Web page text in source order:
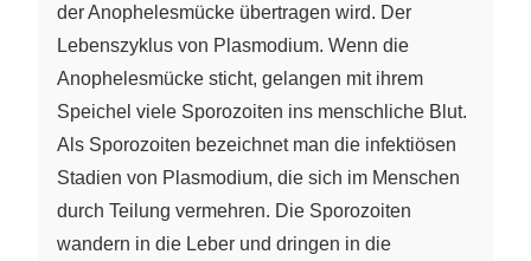
der Anophelesmücke übertragen wird. Der
Lebenszyklus von Plasmodium. Wenn die
Anophelesmücke sticht, gelangen mit ihrem
Speichel viele Sporozoiten ins menschliche Blut.
Als Sporozoiten bezeichnet man die infektiösen
Stadien von Plasmodium, die sich im Menschen
durch Teilung vermehren. Die Sporozoiten
wandern in die Leber und dringen in die